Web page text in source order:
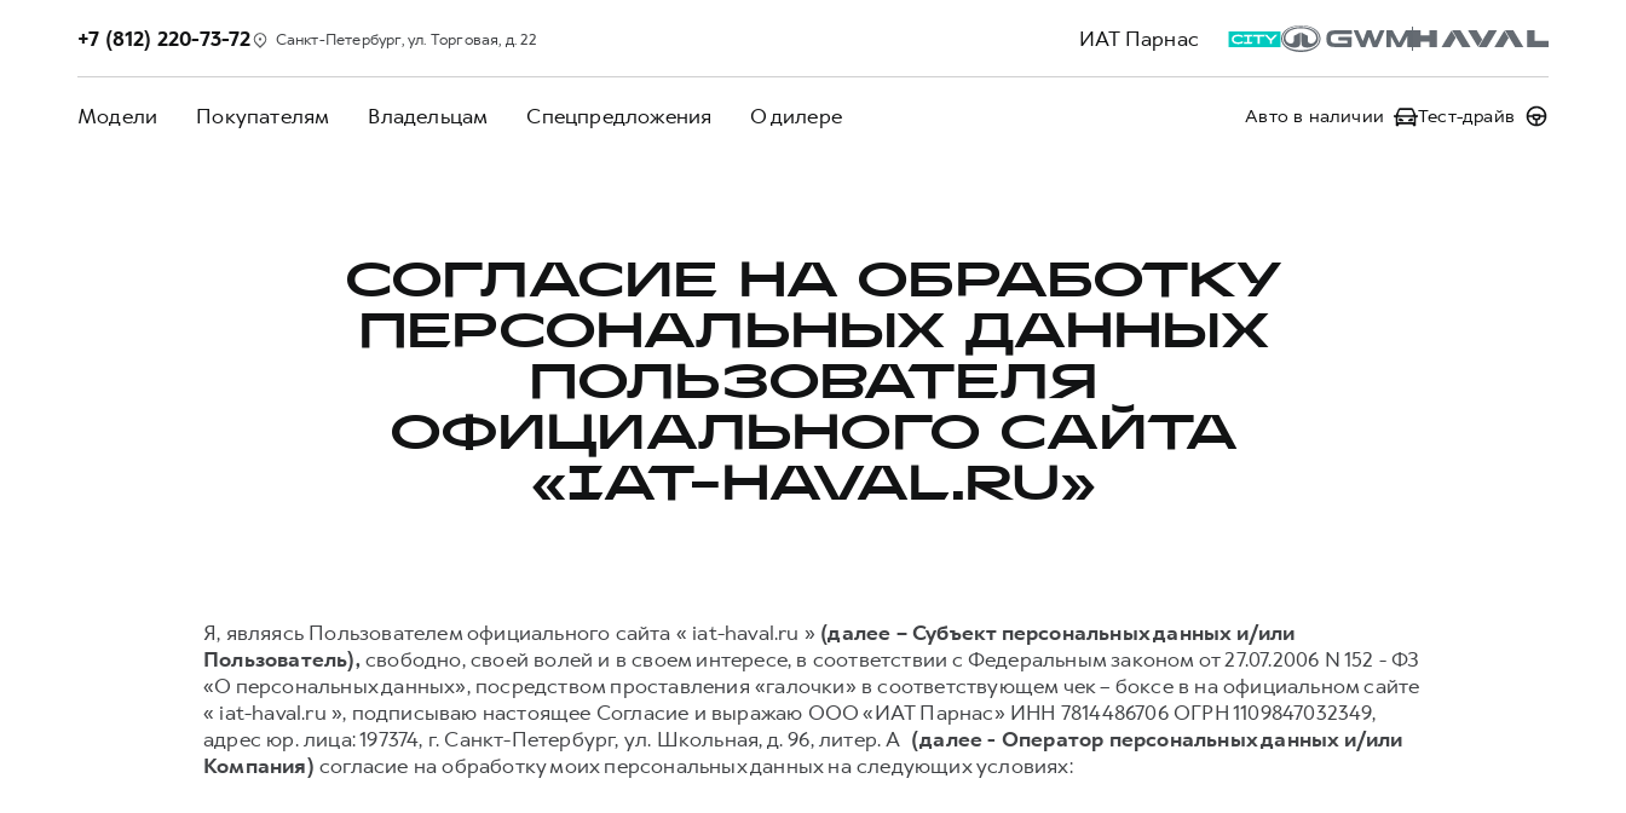
ИАТ Парнас
+7 (812) 220-73-72 Санкт-Петербург, ул. Торговая, д. 22
Модели Покупателям Владельцам Спецпредложения О дилере Авто в наличии Тест-драйв
СОГЛАСИЕ НА ОБРАБОТКУ
ПЕРСОНАЛЬНЫХ ДАННЫХ
ПОЛЬЗОВАТЕЛЯ
ОФИЦИАЛЬНОГО САЙТА
«IAT-HAVAL.RU»
Я, являясь Пользователем официального сайта « iat-haval.ru » (далее – Субъект персональных данных и/или
Пользователь),свободно, своей волей и в своем интересе, в соответствии с Федеральным законом от 27.07.2006 N 152 - ФЗ
«О персональных данных», посредством проставления «галочки» в соответствующем чек – боксе в на официальном сайте
« iat-haval.ru », подписываю настоящее Согласие и выражаю ООО «ИАТ Парнас» ИНН 7814486706 ОГРН 1109847032349,
адрес юр. лица: 197374, г. Санкт-Петербург, ул. Школьная, д. 96, литер. А (далее - Оператор персональных данных и/или
Компания) согласие на обработку моих персональных данных на следующих условиях: